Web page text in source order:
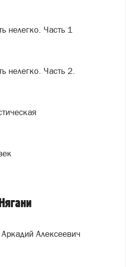
нелегко. Часть 1
нелегко. Часть 2.
Алексеевич